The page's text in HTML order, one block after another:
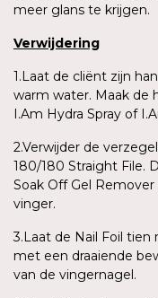
meer glans te krijgen.
Verwijdering
1.Laat de cliënt zijn
warm water. Maak de
I.Am Hydra Spray of
2.Verwijder de
180/180 Straight File.
Soak Off Gel
vinger.
3.Laat de Nail Foil
met een draaiende
van de vingernagel.